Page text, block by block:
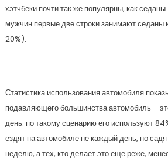
хэтчбеки почти так же популярны, как
мужчин первые две строки занимают седаны
20%).
Статистика использования автомобиля
подавляющего большинства автомобиль –
день: по такому сценарию его используют
ездят на автомобиле не каждый день, но
неделю, а тех, кто делает это еще реже,